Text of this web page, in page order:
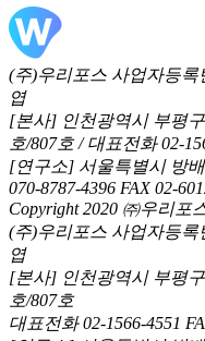
(주)우리포스 사업자등록
엽
[본사] 인천광역시 부평
호/807호 / 대표전화 02-
[연구소] 서울특별시 방
070-8787-4396 FAX 02-
Copyright 2020 ㈜우리포
(주)우리포스 사업자등록
엽
[본사] 인천광역시 부평
호/807호
대표전화 02-1566-4551